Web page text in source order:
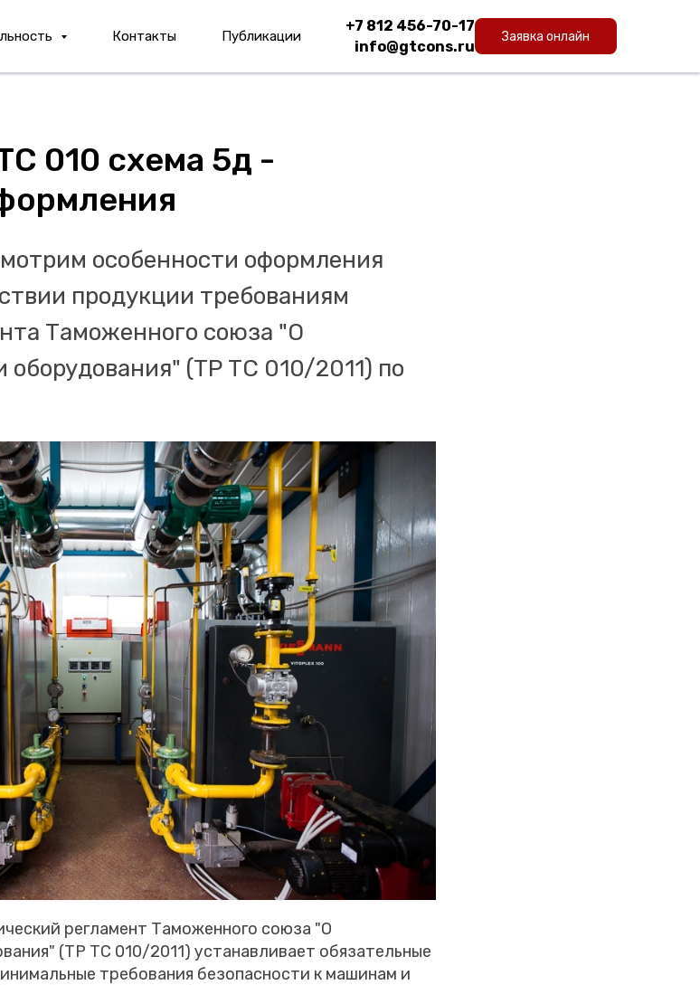
Контакты Публикации
+7 812 456-70-17
info@gtcons.ru
Заявка онлайн
010 схема 5д -
особенности оформления
продукции требованиям
Таможенного союза "О
(ТР ТС 010/2011) по
регламент Таможенного союза "О
(ТР ТС 010/2011) устанавливает обязательные
требования безопасности к машинам и